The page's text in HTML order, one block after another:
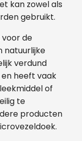
kan zowel als
gebruikt.
de
natuurlijke
verdund
heeft vaak
of
te
producten